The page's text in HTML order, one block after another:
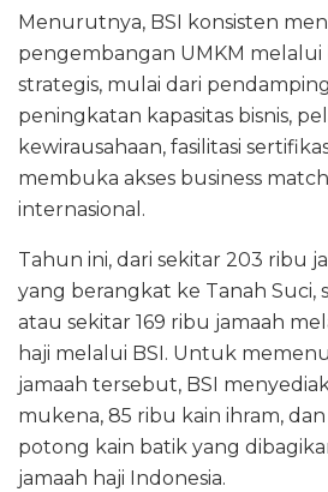
Menurutnya, BSI konsisten
pengembangan UMKM
strategis, mulai dari
peningkatan kapasitas bisnis,
kewirausahaan, fasilitasi
membuka akses business
internasional.
Tahun ini, dari sekitar 203 ribu
yang berangkat ke Tanah Suci,
atau sekitar 169 ribu jamaah
haji melalui BSI. Untuk
jamaah tersebut, BSI
mukena, 85 ribu kain ihram,
potong kain batik yang
jamaah haji Indonesia.